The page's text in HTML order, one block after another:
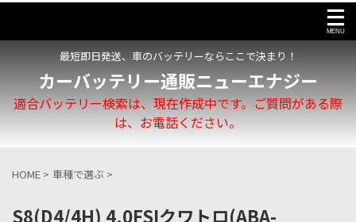
最短即日発送、車のバッテリーならここで決まり！
カーバッテリー通販ニューエナジー
適合バッテリー検索は、現在作成中です。ご質問がある際
は、お電話ください。
HOME > 車種で選ぶ >
S8(D4/4H) 4.0FSIクワトロ(ABA-